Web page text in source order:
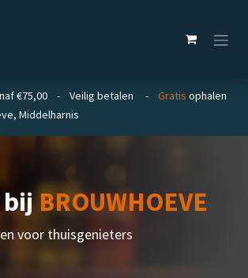
€75,00 - Veilig betalen - Gratis ophalen
Middelharnis
bijBROUWHOEVE
voor thuisgenieters